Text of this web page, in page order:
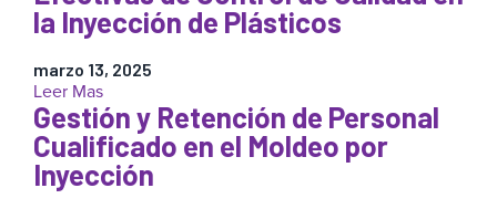
y
Sostenibilidad
Parte
1
la Inyección de Plásticos
marzo 13, 2025
Leer Mas:
Cómo
Implementar
Medidas
Efectivas
Gestión y Retención de Personal
Cualificado en el Moldeo por
Inyección